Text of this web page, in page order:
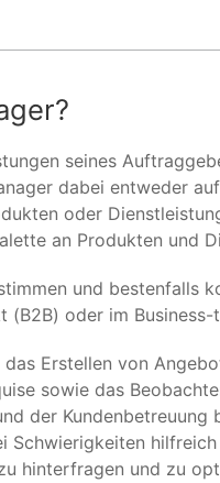
seines
dabei entweder
oder
an Produkten und
und bestenfalls
oder im
das Erstellen von
sowie das
der Kundenbetreuung
hinterfragen und zu